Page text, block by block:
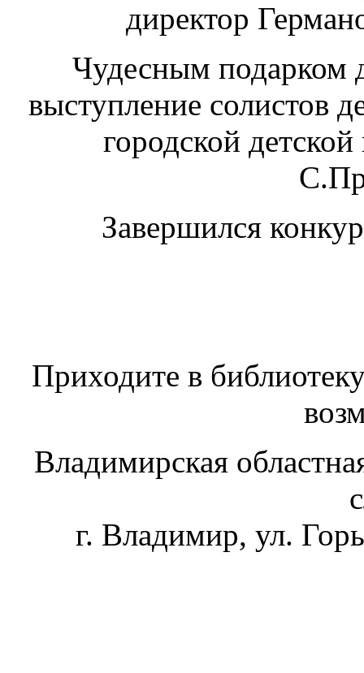
директор
Чудесным подарком
выступление солистов
городской
Завершился
Приходите в
Владимирская
г. Владимир, ул.